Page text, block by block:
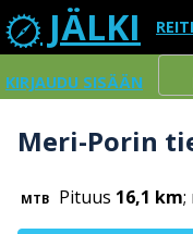
JÄLKI
KIRJAUDU SISÄÄN
Meri-Porin
MTB Pituus 16,1 km;